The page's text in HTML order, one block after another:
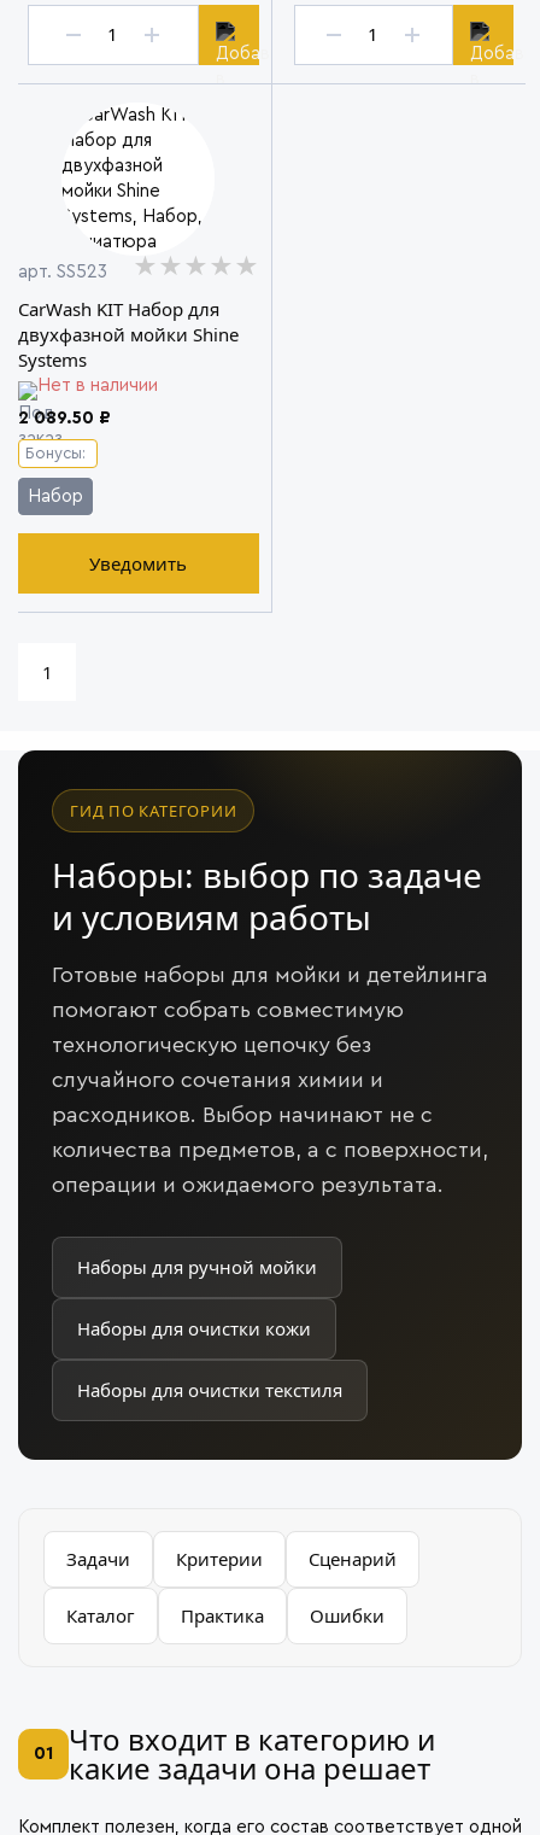
арт. SS523 ★★★★★
★★★★★
★★★★★
CarWash KIT Набор для
двухфазной мойки Shine
Systems
Нет в наличии
2 089.50 ₽
Бонусы:
Набор
Уведомить
1
ГИД ПО КАТЕГОРИИ
Наборы: выбор по задаче
и условиям работы
Готовые наборы для мойки и детейлинга
помогают собрать совместимую
технологическую цепочку без
случайного сочетания химии и
расходников. Выбор начинают не с
количества предметов, а с поверхности,
операции и ожидаемого результата.
Наборы для ручной мойки
Наборы для очистки кожи
Наборы для очистки текстиля
Задачи Критерии Сценарий
Каталог Практика Ошибки
01 Что входит в категорию и
какие задачи она решает
Комплект полезен, когда его состав соответствует одной